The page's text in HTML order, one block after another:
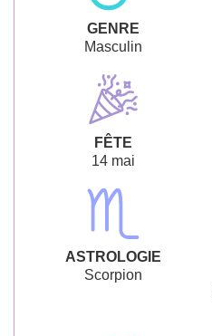
GENRE
Masculin
FÊTE
14 mai
ASTROLOGIE
Scorpion